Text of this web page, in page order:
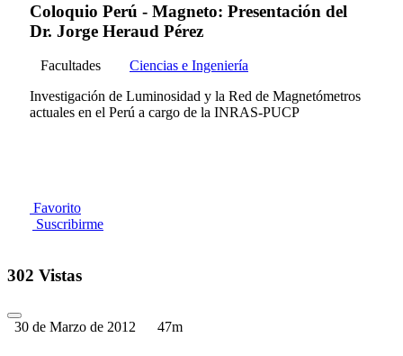
Coloquio Perú - Magneto: Presentación del
Dr. Jorge Heraud Pérez
Facultades
Ciencias e Ingeniería
Investigación de Luminosidad y la Red de Magnetómetros
actuales en el Perú a cargo de la INRAS-PUCP
Favorito
Suscribirme
302 Vistas
30 de Marzo de 2012 47m